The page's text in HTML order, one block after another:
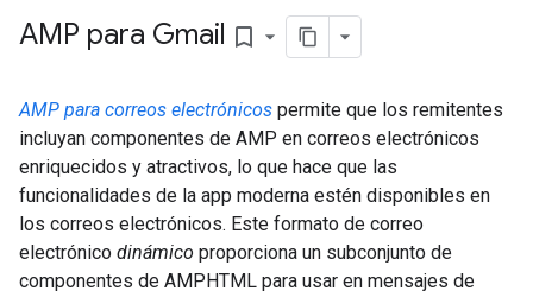
AMP para Gmail bookmark_border
AMP para correos electrónicos permite que los remitentes
incluyan componentes de AMP en correos electrónicos
enriquecidos y atractivos, lo que hace que las
funcionalidades de la app moderna estén disponibles en
los correos electrónicos. Este formato de correo
electrónico dinámico proporciona un subconjunto de
componentes de AMPHTML para usar en mensajes de